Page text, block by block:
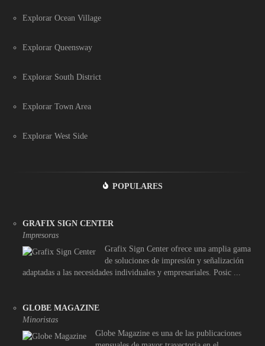
Explorar Ocean Village
Explorar Queensway
Explorar South District
Explorar Town Area
Explorar West Side
POPULARES
GRAFIX SIGN CENTER
Impresoras
Grafix Sign Center ofrece una amplia gama
de soluciones de impresión y señalización
adaptadas a las necesidades individuales y empresariales. Posic ...
GLOBE MAGAZINE
Minoristas
Globe Magazine es una de las publicaciones